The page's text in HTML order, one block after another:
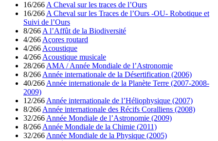
16/266 A Cheval sur les traces de l’Ours
16/266 A Cheval sur les Traces de l’Ours -OU- Robotique et
Suivi de l’Ours
8/266 A l’Affût de la Biodiversité
4/266 Açores routard
4/266 Acoustique
4/266 Acoustique musicale
28/266 AMA / Année Mondiale de l’Astronomie
8/266 Année internationale de la Désertification (2006)
40/266 Année internationale de la Planète Terre (2007-2008-
2009)
12/266 Année internationale de l’Héliophysique (2007)
8/266 Année internationale des Récifs Coralliens (2008)
32/266 Année Mondiale de l’Astronomie (2009)
8/266 Année Mondiale de la Chimie (2011)
32/266 Année Mondiale de la Physique (2005)